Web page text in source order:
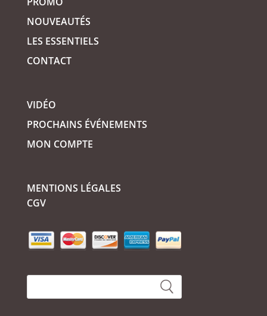
NOUVEAUTÉS
LES ESSENTIELS
CONTACT
VIDÉO
PROCHAINS ÉVÉNEMENTS
MON COMPTE
MENTIONS LÉGALES
CGV